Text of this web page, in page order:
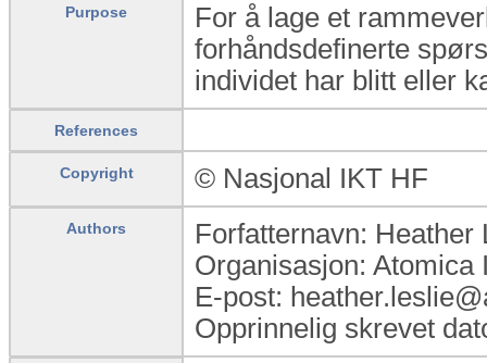
Purpose
For å lage et
forhåndsdefinerte
individet har blitt eller
References
Copyright © Nasjonal IKT HF
Authors
Forfatternavn: Heather
Organisasjon: Atomica
E-post:
Opprinnelig skrevet